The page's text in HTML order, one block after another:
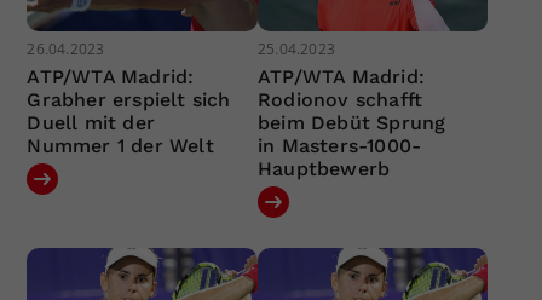
26.04.2023
ATP/WTA Madrid:
Grabher erspielt sich
Duell mit der
Nummer 1 der Welt
25.04.2023
ATP/WTA Madrid:
Rodionov schafft
beim Debüt Sprung
in Masters-1000-
Hauptbewerb